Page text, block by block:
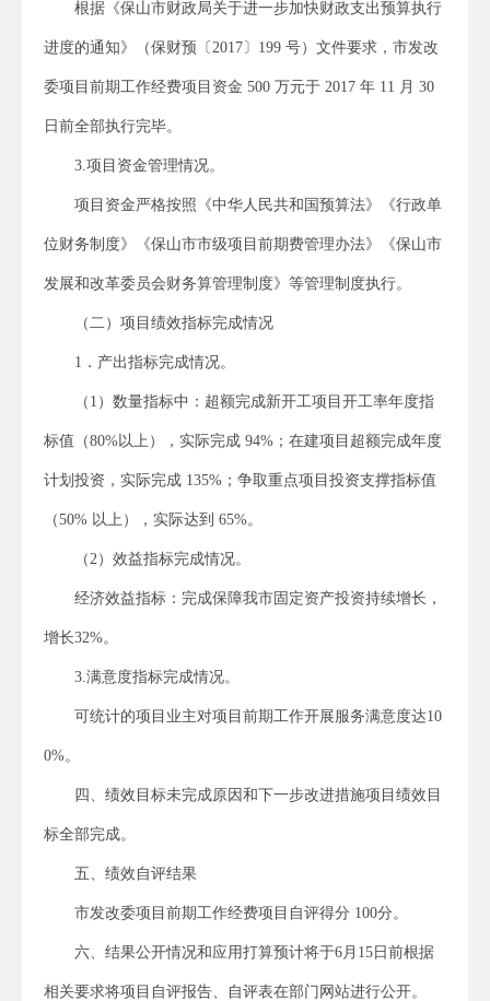
根据《保山市财政局关于进一步加快财政支出预算执行
进度的通知》（保财预〔2017〕199 号）文件要求，市发改
委项目前期工作经费项目资金 500 万元于 2017 年 11 月 30
日前全部执行完毕。
3.项目资金管理情况。
项目资金严格按照《中华人民共和国预算法》《行政单
位财务制度》《保山市市级项目前期费管理办法》《保山市
发展和改革委员会财务算管理制度》等管理制度执行。
（二）项目绩效指标完成情况
1．产出指标完成情况。
（1）数量指标中：超额完成新开工项目开工率年度指
标值（80%以上），实际完成 94%；在建项目超额完成年度
计划投资，实际完成 135%；争取重点项目投资支撑指标值
（50% 以上），实际达到 65%。
（2）效益指标完成情况。
经济效益指标：完成保障我市固定资产投资持续增长，
增长32%。
3.满意度指标完成情况。
可统计的项目业主对项目前期工作开展服务满意度达10
0%。
四、绩效目标未完成原因和下一步改进措施项目绩效目
标全部完成。
五、绩效自评结果
市发改委项目前期工作经费项目自评得分 100分。
六、结果公开情况和应用打算预计将于6月15日前根据
相关要求将项目自评报告、自评表在部门网站进行公开。